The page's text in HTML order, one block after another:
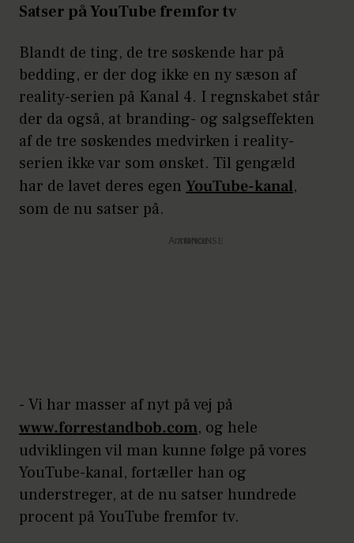
Satser på YouTube fremfor tv
Blandt de ting, de tre søskende har på
bedding, er der dog ikke en ny sæson af
reality-serien på Kanal 4. I regnskabet står
der da også, at branding- og salgseffekten
af de tre søskendes medvirken i reality-
serien ikke var som ønsket. Til gengæld
har de lavet deres egen YouTube-kanal,
som de nu satser på.
Annonce
- Vi har masser af nyt på vej på
www.forrestandbob.com, og hele
udviklingen vil man kunne følge på vores
YouTube-kanal, fortæller han og
understreger, at de nu satser hundrede
procent på YouTube fremfor tv.